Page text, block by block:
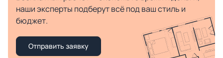
наши эксперты подберут всё под ваш стиль и
бюджет.
Отправить заявку